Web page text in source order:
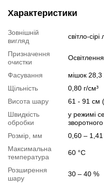
Характеристики
Зовнішній
вигляд
світло-сірі
Призначення
очистки
Фасування
мішок 28,3
Щільність
0,80 г/см³
Висота шару
61 - 91 см
Швидкість
обробки
у режимі
Розмір, мм
0,60 – 1,41
Максимальна
температура
60 °С
Розширення
шару
30 – 40 %